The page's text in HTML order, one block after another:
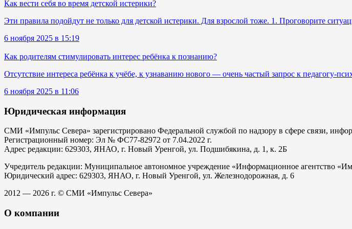
Как вести себя во время детской истерики?
Эти правила подойдут не только для детской истерики. Для взрослой тоже. 1. Проговорите
6 ноября 2025 в 15:19
Как родителям стимулировать интерес ребёнка к познанию?
Отсутствие интереса ребёнка к учёбе, к узнаванию нового — очень частый запрос к педагогу-
6 ноября 2025 в 11:06
Юридическая информация
СМИ «Импульс Севера» зарегистрировано Федеральной службой по надзору в сфере связи,
Регистрационный номер: Эл № ФС77-82972 от 7.04.2022 г.
Адрес редакции: 629303, ЯНАО, г. Новый Уренгой, ул. Подшибякина, д. 1, к. 2Б
Учредитель редакции: Муниципальное автономное учреждение «Информационное агентство
Юридический адрес: 629303, ЯНАО, г. Новый Уренгой, ул. Железнодорожная, д. 6
2012 — 2026 г. © СМИ «Импульс Севера»
О компании